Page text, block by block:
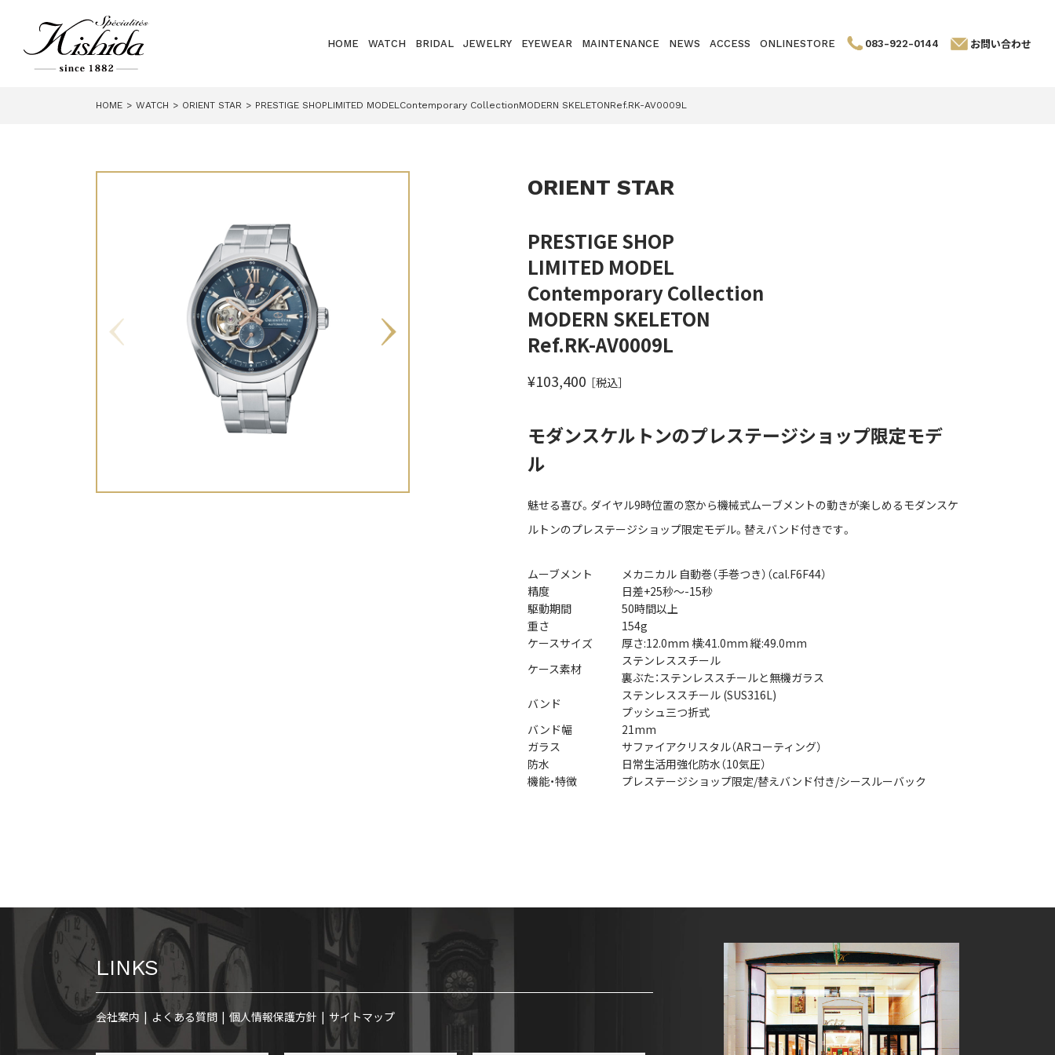
HOME WATCH BRIDAL JEWELRY EYEWEAR MAINTENANCE NEWS ACCESS ONLINESTORE 083-922-0144 お問い合わせ
HOME WATCH ORIENT STAR PRESTIGE SHOPLIMITED MODELContemporary CollectionMODERN SKELETONRef.RK-AV0009L
ORIENT STAR
PRESTIGE SHOP
LIMITED MODEL
Contemporary Collection
MODERN SKELETON
Ref.RK-AV0009L
¥103,400 ［税込］
モダンスケルトンのプレステージショップ限定モデ
ル
魅せる喜び。ダイヤル9時位置の窓から機械式ムーブメントの動きが楽しめるモダンスケ
ルトンのプレステージショップ限定モデル。替えバンド付きです。
ムーブメント
メカニカル 自動巻（手巻つき）（cal.F6F44）
精度
日差+25秒〜-15秒
駆動期間
50時間以上
重さ
154g
ケースサイズ
厚さ:12.0mm 横:41.0mm 縦:49.0mm
ケース素材
ステンレススチール
裏ぶた：ステンレススチールと無機ガラス
バンド
ステンレススチール (SUS316L)
プッシュ三つ折式
バンド幅
21mm
ガラス
サファイアクリスタル（ARコーティング）
防水
日常生活用強化防水（10気圧）
機能・特徴
プレステージショップ限定/替えバンド付き/シースルーバック
LINKS
会社案内 よくある質問 個人情報保護方針 サイトマップ